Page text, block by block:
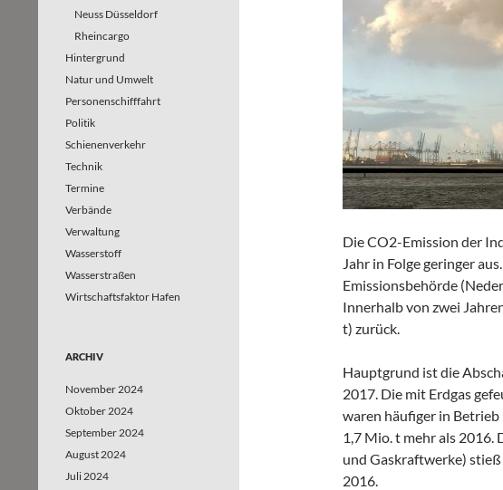
Die CO2-Emission der
Jahr in Folge geringer
Emissionsbehörde
Innerhalb von zwei
t) zurück.
Hauptgrund ist die
2017. Die mit Erdgas
waren häufiger in
1,7 Mio. t mehr als 2016.
und Gaskraftwerke)
2016.
Neuss Düsseldorf
Rheincargo
Hintergrund
Natur und Umwelt
Personenschifffahrt
Politik
Schienenverkehr
Technik
Termine
Verbände
Verwaltung
Wasserstoff
Wasserstraßen
Wirtschaftsfaktor Hafen
ARCHIV
November 2024
Oktober 2024
September 2024
August 2024
Juli 2024